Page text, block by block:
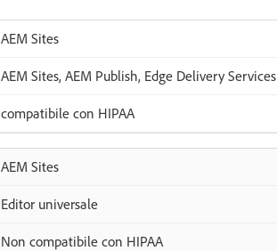
AEM Sites
AEM Sites, AEM Publish, Edge Delivery Services
compatibile con HIPAA
AEM Sites
Editor universale
Non compatibile con HIPAA